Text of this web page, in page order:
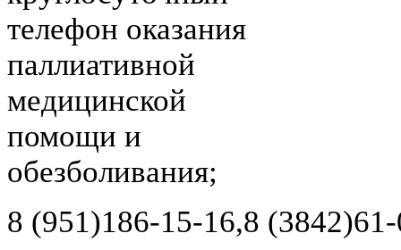
телефон оказания
паллиативной
медицинской
помощи и
обезболивания;
8 (951)186-15-16,8 (3842)